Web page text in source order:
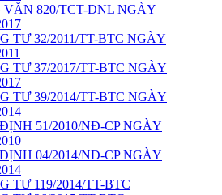
VĂN 820/TCT-DNL NGÀY
TƯ 32/2011/TT-BTC NGÀY
TƯ 37/2017/TT-BTC NGÀY
TƯ 39/2014/TT-BTC NGÀY
51/2010/NĐ-CP NGÀY
04/2014/NĐ-CP NGÀY
TƯ 119/2014/TT-BTC